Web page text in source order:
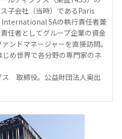
子会社（当時）であるParis
International SAの執行責任者兼
任者としてグループ企業の資金
ンドマネージャーを直接訪問。
め世界で各分野の専門家のネ
ス 取締役。公益財団法人奥出